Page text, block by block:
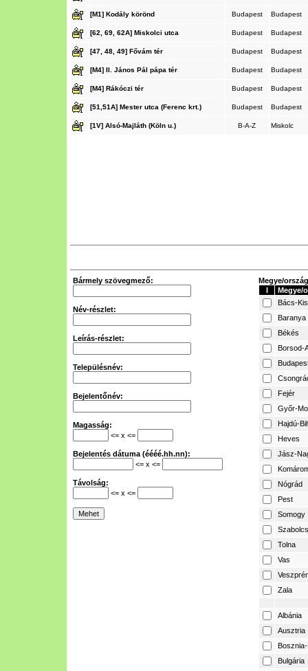
[M1] Kodály körönd Budapest Budapest
[62, 69, 62A] Miskolci utca Budapest Budapest
[47, 48, 49] Fővám tér Budapest Budapest
[M4] II. János Pál pápa tér Budapest Budapest
[M4] Rákóczi tér Budapest Budapest
[51,51A] Mester utca (Ferenc krt.) Budapest Budapest
[1V] Alsó-Majláth (Köln u.) B-A-Z Miskolc
Bármely szövegmező:
Név-részlet:
Leírás-részlet:
Településnév:
Bejelentőnév:
Magasság:
<= x <=
Bejelentés dátuma (éééé.hh.nn):
<= x <=
Távolság:
<= x <=
Megye/
I
Megye/
Bács-
Baranya
Békés
Borsod-
Fejér
Győr-
Hajdú-
Heves
Jász-
Nógrád
Pest
Somogy
Tolna
Vas
Zala
Albánia
Ausztria
Bulgária